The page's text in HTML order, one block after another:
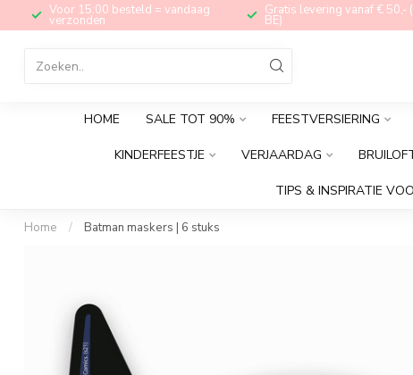
Voor 15:00 besteld = vandaag
verzonden
Gratis levering vanaf € 50,-
BE)
HOME SALE TOT 90% FEESTVERSIERING
KINDERFEESTJE VERJAARDAG
TIPS & INSPIRATIE
Home / Batman maskers | 6 stuks